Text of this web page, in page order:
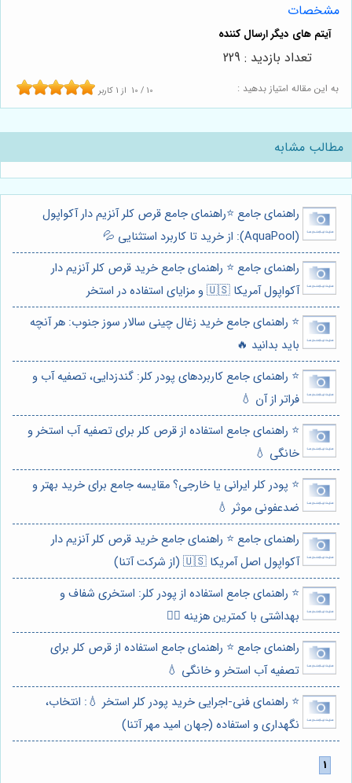
مشخصات
به این مقاله امتیاز بدهید : 10 / 10 از 1 کاربر
تعداد بازدید : 229
مطالب مشابه
راهنمای جامع ⭐️راهنمای جامع قرص کلر آنزیم دار آکواپول
(AquaPool): از خرید تا کاربرد استثنایی 💦
راهنمای جامع ⭐️ راهنمای جامع خرید قرص کلر آنزیم دار
آکواپول آمریکا 🇺🇸 و مزایای استفاده در استخر
⭐️ راهنمای جامع خرید زغال چینی سالار سوز جنوب: هر آنچه
باید بدانید 🔥
⭐️ راهنمای جامع کاربردهای پودر کلر: گندزدایی، تصفیه آب و
فراتر از آن 💧
⭐️ راهنمای جامع استفاده از قرص کلر برای تصفیه آب استخر و
خانگی 💧
⭐️ پودر کلر ایرانی یا خارجی؟ مقایسه جامع برای خرید بهتر و
ضدعفونی موثر 💧
راهنمای جامع ⭐️ راهنمای جامع خرید قرص کلر آنزیم دار
آکواپول اصل آمریکا 🇺🇸 (از شرکت آتنا)
⭐️ راهنمای جامع استفاده از پودر کلر: استخری شفاف و
بهداشتی با کمترین هزینه 🏊‍♂️
راهنمای جامع ⭐️ راهنمای جامع استفاده از قرص کلر برای
تصفیه آب استخر و خانگی 💧
⭐️ راهنمای فنی-اجرایی خرید پودر کلر استخر 💧: انتخاب،
نگهداری و استفاده (جهان امید مهر آتنا)